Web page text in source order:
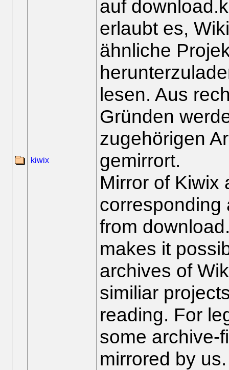
kiwix
auf
erlaubt es,
ähnliche
lesen. Aus
Gründen
zugehörigen
gemirrort.
Mirror of Kiwix
corresponding
from
makes it
archives of
similiar
reading. For
some archive-
mirrored by us.